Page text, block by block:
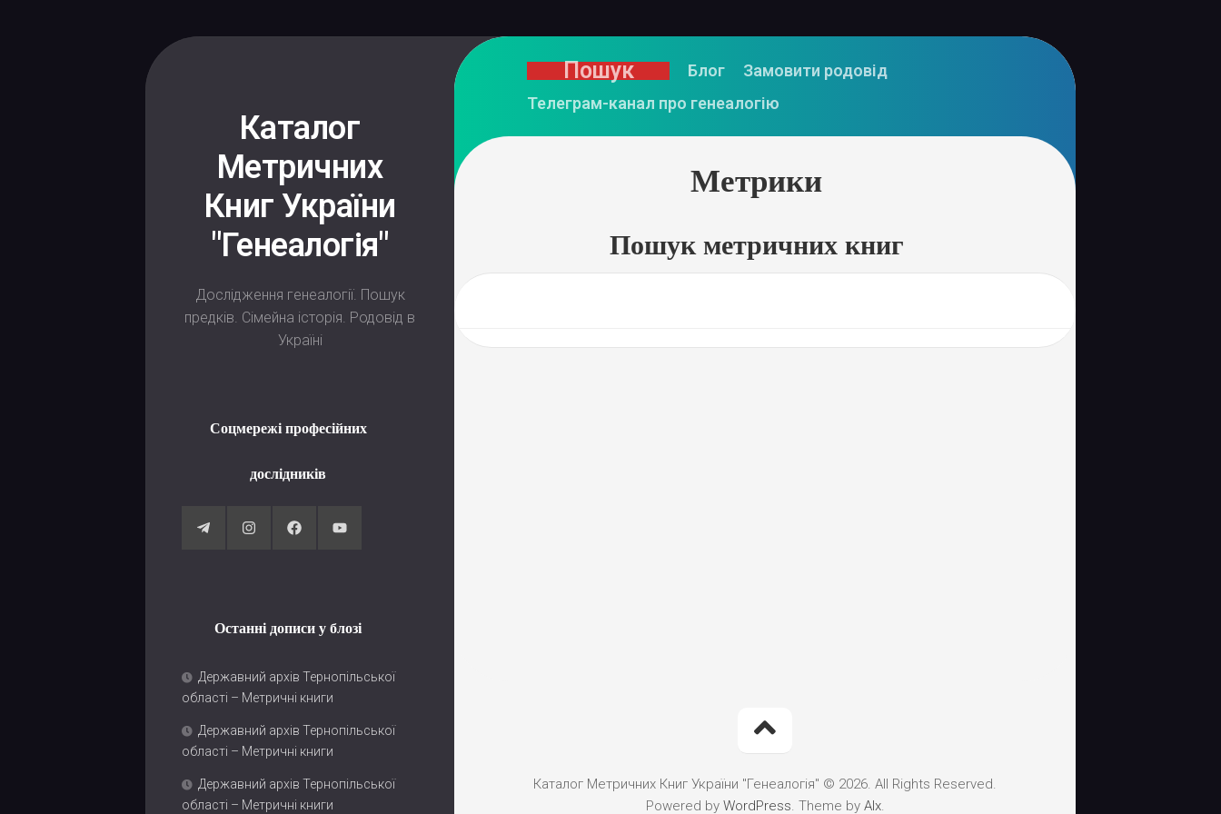
Каталог
Метричних
Книг України
"Генеалогія"
Дослідження генеалогії. Пошук
предків. Сімейна історія. Родовід в
Україні
Соцмережі професійних
дослідників
Останні дописи у блозі
Державний архів Тернопільської
області – Метричні книги
Державний архів Тернопільської
області – Метричні книги
Державний архів Тернопільської
області – Метричні книги
Пошук Блог
Замовити родовід
Телеграм-канал про генеалогію
Метрики
Пошук метричних книг
Каталог Метричних Книг України "Генеалогія" © 2026. All Rights Reserved.
Powered by WordPress. Theme by Alx.